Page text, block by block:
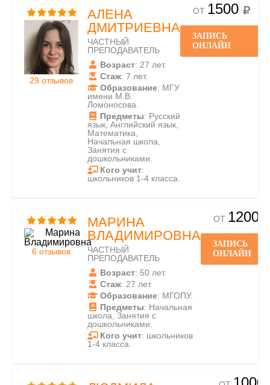
29 отзывов
АЛЕНА
ДМИТРИЕВНА
ЧАСТНЫЙ
ПРЕПОДАВАТЕЛЬ
Возраст: 27 лет.
Стаж: 7 лет.
Образование: МГУ
имени М.В.
Ломоносова.
Предметы: Русский
язык, Английский язык,
Математика,
Начальная школа,
Занятия с
дошкольниками.
Кого учит:
школьников 1-4 класса.
ОТ 1500
ЗАПИСЬ
ОНЛАЙН
6 отзывов
МАРИНА
ВЛАДИМИРОВНА
ЧАСТНЫЙ
ПРЕПОДАВАТЕЛЬ
Возраст: 50 лет.
Стаж: 27 лет.
Образование: МГОПУ.
Предметы: Начальная
школа, Занятия с
дошкольниками.
Кого учит: школьников
1-4 класса.
ОТ 1200
ЗАПИСЬ
ОНЛАЙН